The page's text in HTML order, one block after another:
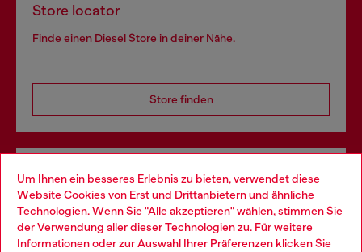
Um Ihnen ein besseres Erlebnis zu bieten, verwendet diese
Website Cookies von Erst und Drittanbietern und ähnliche
Technologien. Wenn Sie "Alle akzeptieren" wählen, stimmen Sie
der Verwendung aller dieser Technologien zu. Für weitere
Informationen oder zur Auswahl Ihrer Präferenzen klicken Sie
Store locator
Finde einen Diesel Store in deiner Nähe.
Store finden
Omnichannel-Services
Entdecke unser gesamtes Service-Angebot, online und
im Store.
Choose your location